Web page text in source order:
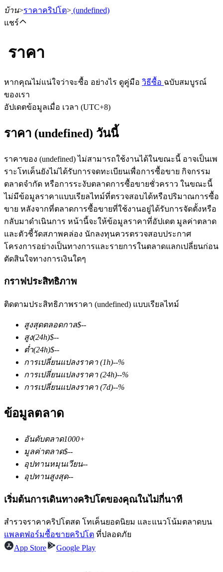
ฟิวเจอร์ส USDT
ฟิวเจอร์สที่ใช้ USDT เป็นหลักประกัน
ฟิวเจอร์ส COIN-M
ฟิวเจอร์สสกุลเงินดิจิทัล
TradFi
อนุพันธ์ของหุ้น ฟอเร็กซ์ โลหะมีค่า และสินค้าโภคภัณฑ์
บ้าน>ราคาคริปโต> (undefined)
แชร์
ราคา
หากคุณไม่แน่ใจว่าจะซื้อ อย่างไร ดูคู่มือ วิธีซื้อ ฉบับสมบูรณ์
ของเรา
อัปเดตข้อมูลเมื่อ เวลา (UTC+8)
ราคา (undefined) วันนี้
ราคาของ (undefined) ไม่สามารถใช้งานได้ในขณะนี้ อาจเป็นเพ
ราะโทเค็นยังไม่ได้รับการจดทะเบียนเพื่อการซื้อขาย กิจกรรม
ตลาดจำกัด หรือการระงับตลาดการซื้อขายชั่วคราว ในขณะนี้
ไม่มีข้อมูลราคาแบบเรียลไทม์ที่ตรวจสอบได้หรือปริมาณการซื้อ
ขาย หลังจากที่ตลาดการซื้อขายที่ใช้งานอยู่ได้รับการจัดตั้งหรือ
กลับมาดำเนินการ หน้านี้จะให้ข้อมูลราคาที่อัปเดต มูลค่าตลาด
และตัวชี้วัดสภาพคล่อง นักลงทุนควรตรวจสอบประกาศ
โครงการอย่างเป็นทางการและรายการในตลาดแลกเปลี่ยนก่อน
ตัดสินใจทางการเงินใดๆ
กราฟประสิทธิภาพ
ติดตามประสิทธิภาพราคา (undefined) แบบเรียลไทม์
สูงสุดตลอดกาล$--
สูง(24h)$--
ต่ำ(24h)$--
การเปลี่ยนแปลงราคา (1h)--%
การเปลี่ยนแปลงราคา (24h)--%
การเปลี่ยนแปลงราคา (7d)--%
ข้อมูลตลาด
อันดับตลาด1000+
มูลค่าตลาด$--
อุปทานหมุนเวียน--
อุปทานสูงสุด--
เริ่มต้นการเดินทางคริปโตของคุณในไม่กี่นาที
สำรวจราคาคริปโตสด โทเค็นยอดนิยม และแนวโน้มตลาดบน
แพลตฟอร์มซื้อขายคริปโต ที่ปลอดภัย
App Store
Google Play